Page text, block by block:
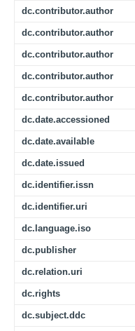
dc.contributor.author
dc.contributor.author
dc.contributor.author
dc.contributor.author
dc.contributor.author
dc.date.accessioned
dc.date.available
dc.date.issued
dc.identifier.issn
dc.identifier.uri
dc.language.iso
dc.publisher
dc.relation.uri
dc.rights
dc.subject.ddc